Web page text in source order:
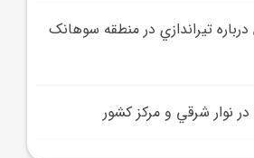
تيراندازي در منطقه سوهانک
نوار شرقي و مرکز کشور